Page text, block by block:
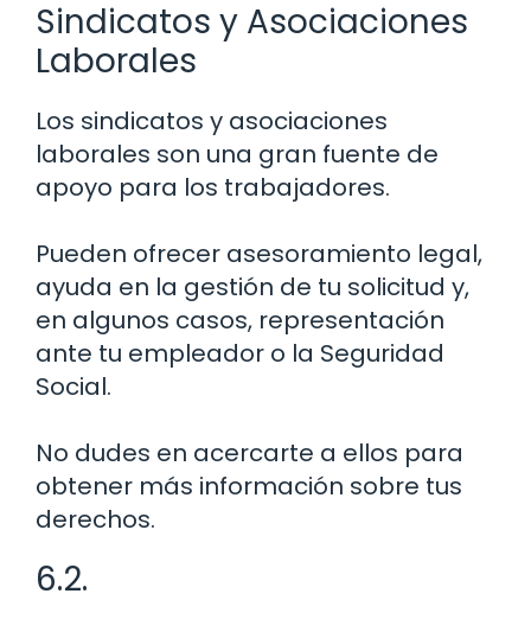
Sindicatos y Asociaciones
Laborales
Los sindicatos y asociaciones
laborales son una gran fuente de
apoyo para los trabajadores.
Pueden ofrecer asesoramiento legal,
ayuda en la gestión de tu solicitud y,
en algunos casos, representación
ante tu empleador o la Seguridad
Social.
No dudes en acercarte a ellos para
obtener más información sobre tus
derechos.
6.2.